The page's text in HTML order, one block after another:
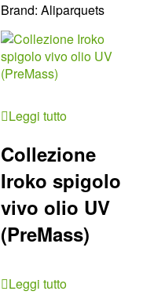
Brand: Aliparquets
Leggi tutto
Collezione
Iroko spigolo
vivo olio UV
(PreMass)
Leggi tutto